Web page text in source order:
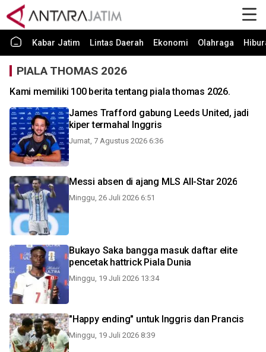
Kabar Jatim Lintas Daerah Ekonomi Olahraga
PIALA THOMAS 2026
Kami memiliki 100 berita tentang piala thomas 2026.
James Trafford gabung Leeds United, jadi
kiper termahal Inggris
Jumat, 7 Agustus 2026 6:36
Messi absen di ajang MLS All-Star 2026
Minggu, 26 Juli 2026 6:51
Bukayo Saka bangga masuk daftar elite
pencetak hattrick Piala Dunia
Minggu, 19 Juli 2026 13:34
"Happy ending" untuk Inggris dan Prancis
Minggu, 19 Juli 2026 8:39